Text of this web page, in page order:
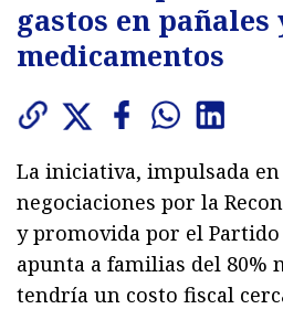
gastos en pañales
medicamentos
La iniciativa, impulsada
negociaciones por la
y promovida por el Partido
apunta a familias del 80%
tendría un costo fiscal